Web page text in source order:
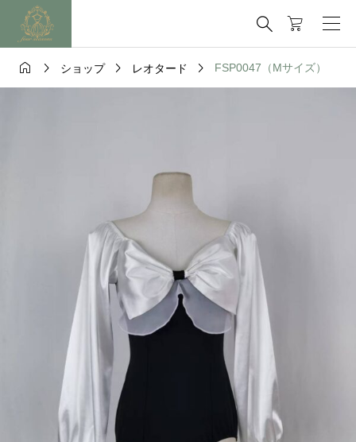

  ショップ  レオタード  FSP0047（Mサイズ）